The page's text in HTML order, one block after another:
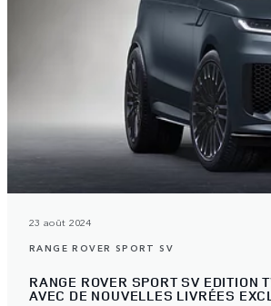
23 août 2024
RANGE ROVER SPORT SV
RANGE ROVER SPORT SV EDITION
AVEC DE NOUVELLES LIVRÉES